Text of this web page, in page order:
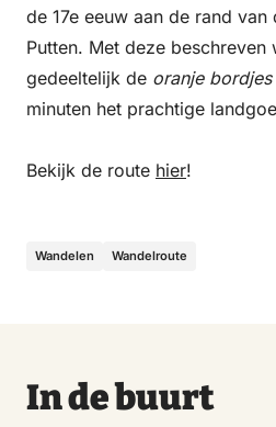
de 17e eeuw aan de rand van
Putten. Met deze
gedeeltelijk de oranje bordjes
minuten het prachtige
Bekijk de route hier!
Wandelen Wandelroute
In de buurt